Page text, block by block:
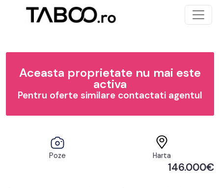
Aceasta proprietate nu mai este
activa
Pentru oferte similare contactati agentul
Poze Harta
146.000€